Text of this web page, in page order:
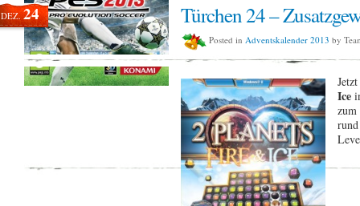
DEZ.24 Türchen 24 –
Posted in Adventskalender 2013 by
Ice
zum